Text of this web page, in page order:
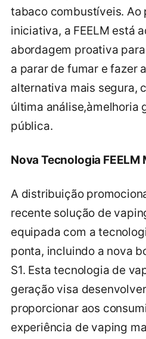
tabaco combustíveis.
iniciativa, a FEELM está
abordagem proativa
a parar de fumar e fazer
alternativa mais segura,
última análise,àmelhoria
pública.
Nova Tecnologia FEELM
A distribuição
recente solução de
equipada com a
ponta, incluindo a nova
S1. Esta tecnologia de
geração visa
proporcionar aos
experiência de vaping